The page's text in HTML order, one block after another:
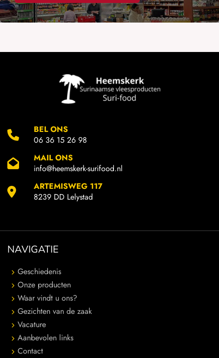
BEL ONS
06 36 15 26 98
MAIL ONS
info@heemskerk-surifood.nl
ARTEMISWEG 117
8239 DD Lelystad
NAVIGATIE
Geschiedenis
Onze producten
Waar vindt u ons?
Gezichten van de zaak
Vacature
Aanbevolen links
Contact